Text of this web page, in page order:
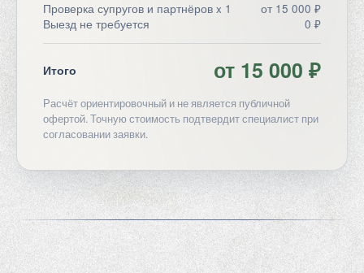
Проверка супругов и партнёров x 1
от 15 000 ₽
Выезд не требуется
0 ₽
Итого от 15 000 ₽
Расчёт ориентировочный и не является публичной
офертой. Точную стоимость подтвердит специалист при
согласовании заявки.